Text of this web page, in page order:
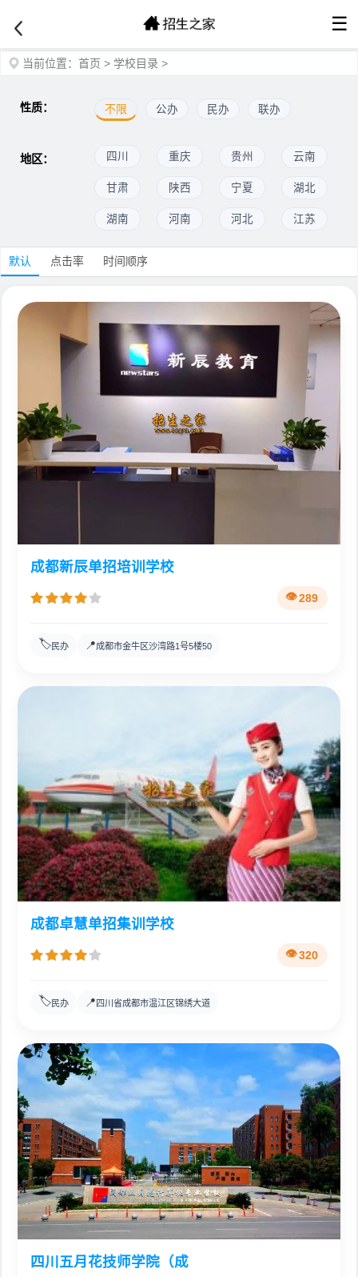
☰
当前位置： 首页 > 学校目录 >
性质： 不限 公办 民办 联办
地区： 四川 重庆 贵州 云南
甘肃 陕西 宁夏 湖北
湖南 河南 河北 江苏
默认 点击率 时间顺序
成都新辰单招培训学校
289
🏷️民办 📍成都市金牛区沙湾路1号5楼50
成都卓慧单招集训学校
320
🏷️民办 📍 四川省成都市温江区锦绣大道
四川五月花技师学院（成